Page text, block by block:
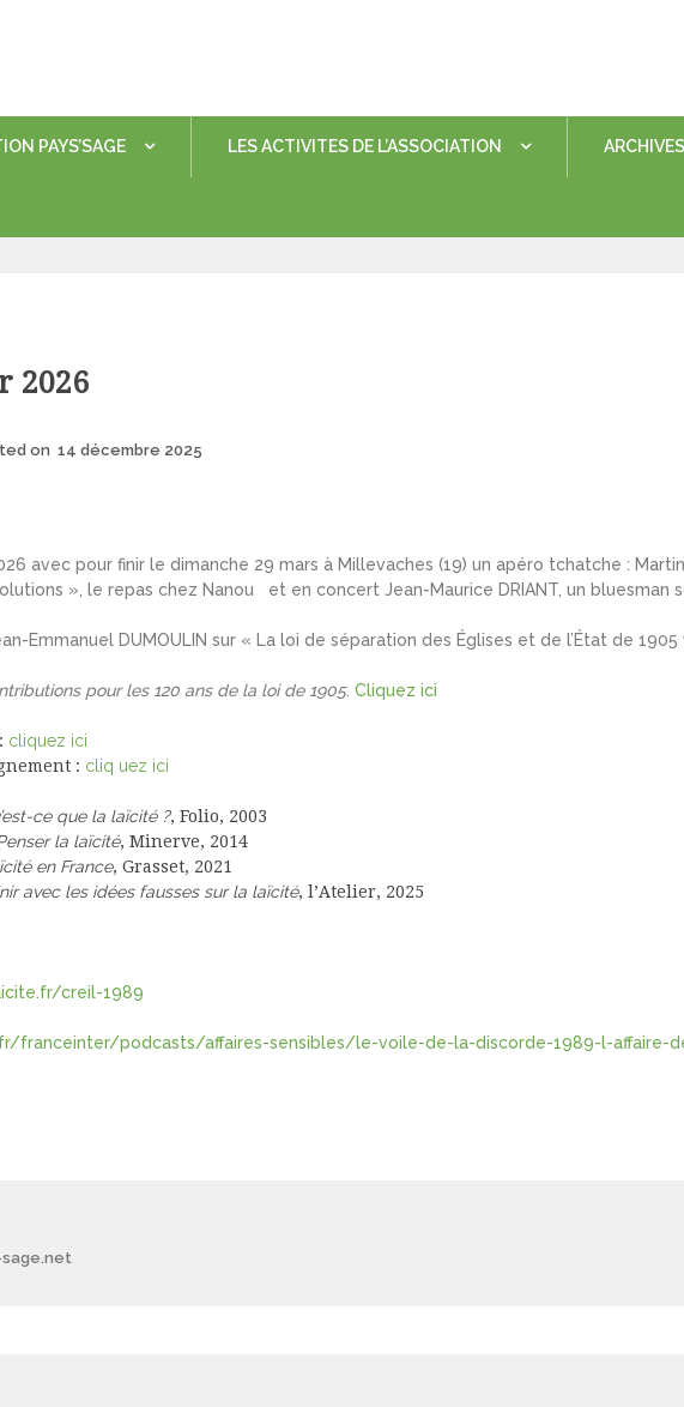
PAYS’SAGE LES ACTIVITES DE L’ASSOCIATION ARCHIVES
2026
on 14 décembre 2025
avec pour finir le dimanche 29 mars à Millevaches (19) un apéro tchatche :
», le repas chez Nanou et en concert Jean-Maurice DRIANT, un bluesman
Emmanuel DUMOULIN sur « La loi de séparation des Églises et de l’État de 1905
pour les 120 ans de la loi de 1905. Cliquez ici
cliquez ici
: cliq uez ici
ce que la laïcité ?, Folio, 2003
la laïcité, Minerve, 2014
en France, Grasset, 2021
avec les idées fausses sur la laïcité, l’Atelier, 2025
creil-1989
franceinter/podcasts/affaires-sensibles/le-voile-de-la-discorde-1989-l-affaire-